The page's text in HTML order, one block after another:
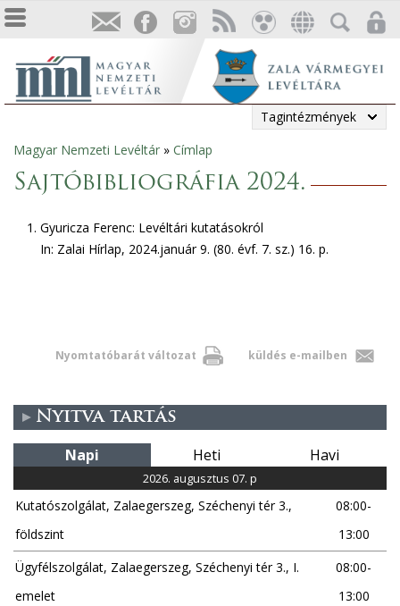
Tagintézmények
Jelenlegi
hely
Magyar Nemzeti Levéltár » Címlap
Sajtóbibliográfia 2024.
Gyuricza Ferenc: Levéltári kutatásokról
In: Zalai Hírlap, 2024.január 9. (80. évf. 7. sz.) 16. p.
Nyomtatóbarát változat küldés e-mailben
Nyitva tartás
Napi Heti Havi
2026. augusztus 07. p
Kutatószolgálat, Zalaegerszeg, Széchenyi tér 3.,
földszint
08:00-
13:00
Ügyfélszolgálat, Zalaegerszeg, Széchenyi tér 3., I.
emelet
08:00-
13:00